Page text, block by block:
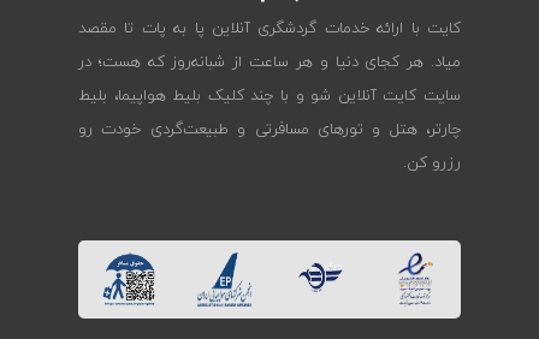
کایت با ارائه خدمات گردشگری آنلاین پا به پات تا مقصد
میاد. هر کجای دنیا و هر ساعت از شبانه‌روز که هست؛ در
سایت کایت آنلاین شو و با چند کلیک بلیط هواپیما، بلیط
چارتر، هتل و تورهای مسافرتی و طبیعت‌گردی خودت رو
رزرو کن.